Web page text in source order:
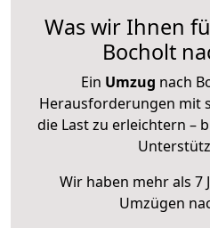
Was wir Ihnen
Bocholt
Ein Umzug nach
Herausforderungen mit
die Last zu erleichtern –
Wir haben mehr als 7
Umzügen